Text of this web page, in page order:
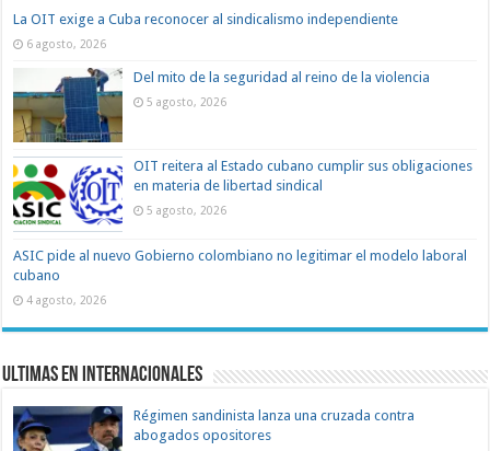
La OIT exige a Cuba reconocer al sindicalismo independiente
6 agosto, 2026
Del mito de la seguridad al reino de la violencia
5 agosto, 2026
OIT reitera al Estado cubano cumplir sus obligaciones
en materia de libertad sindical
5 agosto, 2026
ASIC pide al nuevo Gobierno colombiano no legitimar el modelo laboral
cubano
4 agosto, 2026
Ultimas en Internacionales
Régimen sandinista lanza una cruzada contra
abogados opositores